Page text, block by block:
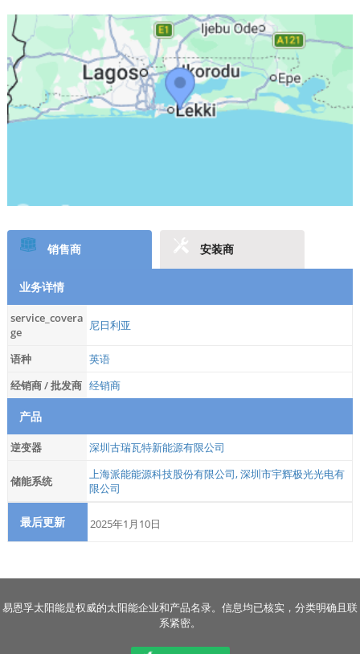
销售商 安装商
业务详情
service_covera
ge
尼日利亚
语种
英语
经销商 / 批发商 经销商
产品
逆变器 深圳古瑞瓦特新能源有限公司
储能系统 上海派能能源科技股份有限公司,深圳市宇辉极光光电有
限公司
最后更新 2025年1月10日
易恩孚太阳能是权威的太阳能企业和产品名录。信息均已核实，分类明确且联
系紧密。